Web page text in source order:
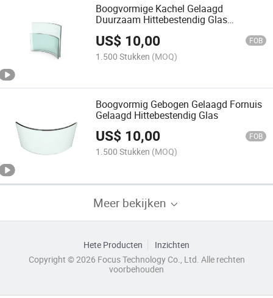
Boogvormige Kachel Gelaagd
Duurzaam Hittebestendig Glas
US$ 10,00 FOB
1.500 Stukken (MOQ)
Boogvormig Gebogen Gelaagd Fornuis
Gelaagd Hittebestendig Glas
US$ 10,00 FOB
1.500 Stukken (MOQ)
Meer bekijken
Hete Producten
Inzichten
Copyright © 2026 Focus Technology Co., Ltd. Alle rechten
voorbehouden